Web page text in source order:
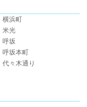
横浜町
米光
呼坂
呼坂本町
代々木通り